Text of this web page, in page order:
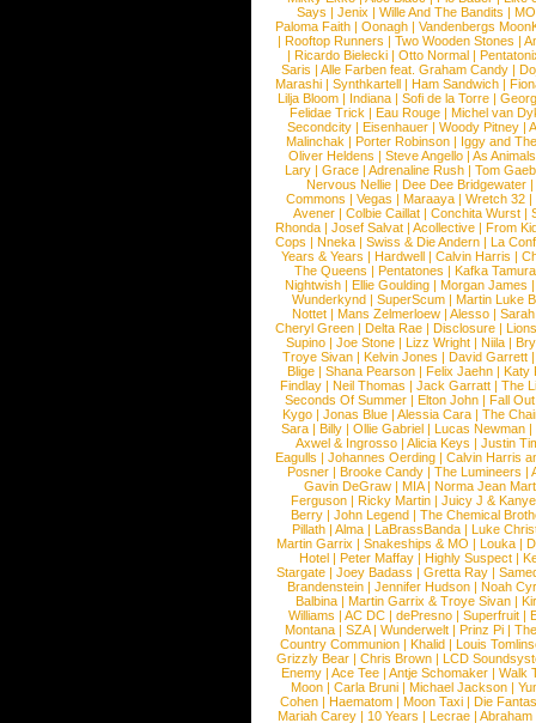
Says | Jenix | Wille And The Bandits | MO
Paloma Faith |Oonagh |Vandenbergs
|Rooftop Runners |Two Wooden Stones |
| Ricardo Bielecki | Otto Normal |
Saris | Alle Farben feat. Graham Candy |
Marashi | Synthkartell | Ham Sandwich |
Lilja Bloom | Indiana | Sofi de la Torre |
Felidae Trick | Eau Rouge | Michel van
Secondcity |Eisenhauer |Woody Pitney |
Malinchak |Porter Robinson | Iggy and
Oliver Heldens |Steve Angello |As Animals
Lary | Grace | Adrenaline Rush | Tom
Nervous Nellie | Dee Dee Bridgewater |
Commons |Vegas |Maraaya |Wretch 32 |
Avener | Colbie Caillat | Conchita Wurst |
Rhonda | Josef Salvat | Acollective | From
Cops | Nneka | Swiss & Die Andern | La
Years & Years |Hardwell |Calvin Harris |
The Queens | Pentatones | Kafka Tamura
Nightwish |Ellie Goulding |Morgan James
Wunderkynd | SuperScum | Martin Luke
Nottet |Mans Zelmerloew |Alesso |
Cheryl Green |Delta Rae |Disclosure |
Supino |Joe Stone |Lizz Wright |Niila |
Troye Sivan | Kelvin Jones | David Garrett
Blige | Shana Pearson | Felix Jaehn | Katy
Findlay |Neil Thomas |Jack Garratt |The
Seconds Of Summer |Elton John |Fall
Kygo |Jonas Blue |Alessia Cara |The
Sara |Billy |Ollie Gabriel |Lucas Newman |
Axwel & Ingrosso | Alicia Keys | Justin
Eagulls |Johannes Oerding |Calvin Harris
Posner |Brooke Candy |The Lumineers |
Gavin DeGraw | MIA| Norma Jean
Ferguson | Ricky Martin | Juicy J &
Berry | John Legend | The Chemical
Pillath |Alma |LaBrassBanda |Luke
Martin Garrix | Snakeships & MO | Louka |
Hotel | Peter Maffay | Highly Suspect |
Stargate |Joey Badass |Gretta Ray |
Brandenstein |Jennifer Hudson |Noah
Balbina | Martin Garrix & Troye Sivan |
Williams |AC DC |dePresno |Superfruit |
Montana |SZA|Wunderwelt |Prinz Pi |
Country Communion | Khalid | Louis
Grizzly Bear | Chris Brown | LCD
Enemy | Ace Tee | Antje Schomaker | Walk
Moon |Carla Bruni |Michael Jackson |
Cohen |Haematom |Moon Taxi |Die
Mariah Carey | 10 Years | Lecrae | Abraham